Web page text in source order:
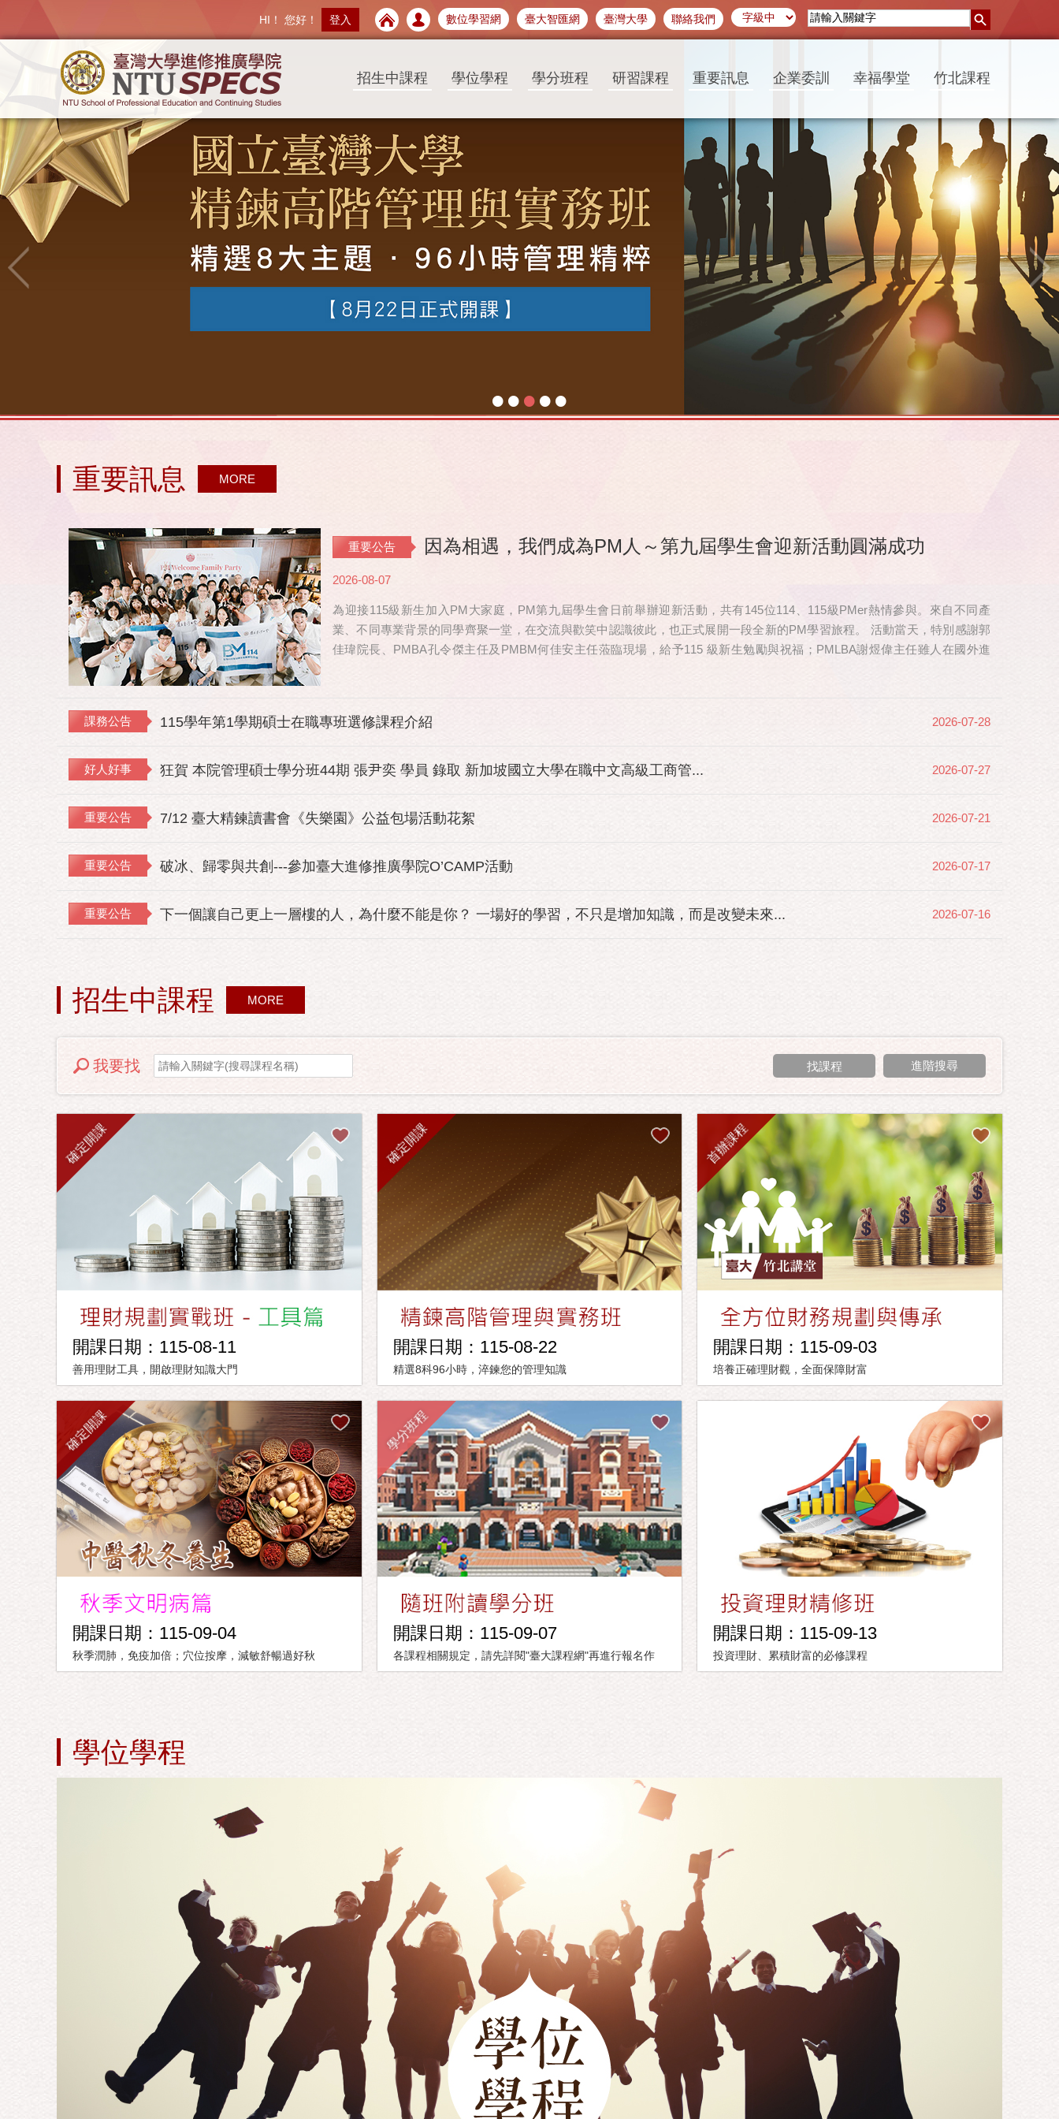
數位學習網 臺大智匯網 臺灣大學 聯絡我們
HI！ 您好！ 登入
招生中課程 學位學程 學分班程 研習課程 重要訊息 企業委訓 幸福學堂 竹北課程
•••••
重要訊息 MORE
重要公告 因為相遇，我們成為PM人～第九屆學生會迎新活動圓滿成功
2026-08-07
為迎接115級新生加入PM大家庭，PM第九屆學生會日前舉辦迎新活動，共有145位114、115級PMer熱情參與。來自不同產
業、不同專業背景的同學齊聚一堂，在交流與歡笑中認識彼此，也正式展開一段全新的PM學習旅程。 活動當天，特別感謝郭
佳瑋院長、PMBA孔令傑主任及PMBM何佳安主任蒞臨現場，給予115 級新生勉勵與祝福；PMLBA謝煜偉主任雖人在國外進
課務公告 115學年第1學期碩士在職專班選修課程介紹 2026-07-28
好人好事 狂賀 本院管理碩士學分班44期 張尹奕 學員 錄取 新加坡國立大學在職中文高級工商管... 2026-07-27
重要公告 7/12 臺大精鍊讀書會《失樂園》公益包場活動花絮 2026-07-21
重要公告 破冰、歸零與共創---參加臺大進修推廣學院O’CAMP活動 2026-07-17
重要公告 下一個讓自己更上一層樓的人，為什麼不能是你？ 一場好的學習，不只是增加知識，而是改變未來... 2026-07-16
招生中課程 MORE
我要找 進階搜尋
確定開課
開課日期：115-08-11
善用理財工具，開啟理財知識大門
確定開課
開課日期：115-08-22
精選8科96小時，淬鍊您的管理知識
首辦課程
開課日期：115-09-03
培養正確理財觀，全面保障財富
確定開課
開課日期：115-09-04
秋季潤肺，免疫加倍；穴位按摩，減敏舒暢過好秋
學分班程
開課日期：115-09-07
各課程相關規定，請先詳閱"臺大課程網"再進行報名作
業。
開課日期：115-09-13
投資理財、累積財富的必修課程
學位學程